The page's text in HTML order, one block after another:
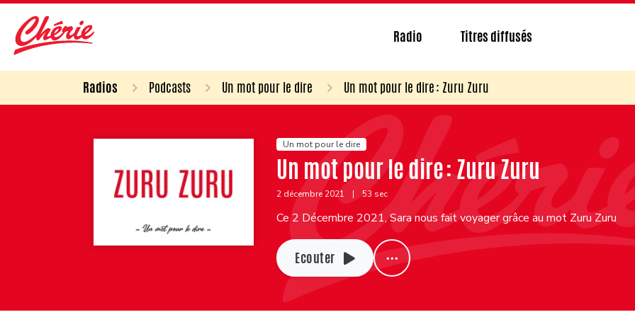
Radio Titres diffusés
Radios Podcasts Un mot pour le dire Un mot pour le dire : Zuru Zuru
Un mot pour le dire
Un mot pour le dire : Zuru Zuru
2 décembre 2021 | 53 sec
Ce 2 Décembre 2021, Sara nous fait voyager grâce au mot Zuru Zuru
Ecouter